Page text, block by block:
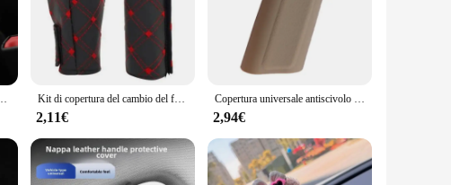
carbonio Manicotto del freno a mano automatico antiscivolo Accessori interni per auto Decor Kit di copertura del cambio del freno a mano per auto da 2 pezzi Accessori per auto con manica di copertura del freno a mano
2,11€
Copertura universale antiscivolo per freno a mano per auto Copertura per pomello del cambio manuale Parti automatiche resistenti all'abrasione resistenti ai graffi facili da pulire
2,94€